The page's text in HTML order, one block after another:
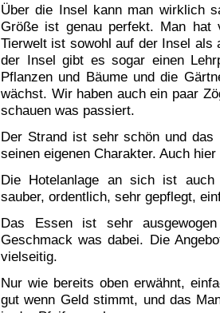
Über die Insel kann man wirklich
Größe ist genau perfekt. Man
Tierwelt ist sowohl auf der Insel als
der Insel gibt es sogar einen
Pflanzen und Bäume und die
wächst. Wir haben auch ein paar
schauen was passiert.
Der Strand ist sehr schön und
seinen eigenen Charakter. Auch
Die Hotelanlage an sich ist
sauber, ordentlich, sehr gepflegt,
Das Essen ist sehr
Geschmack was dabei. Die
vielseitig.
Nur wie bereits oben erwähnt,
gut wenn Geld stimmt, und das